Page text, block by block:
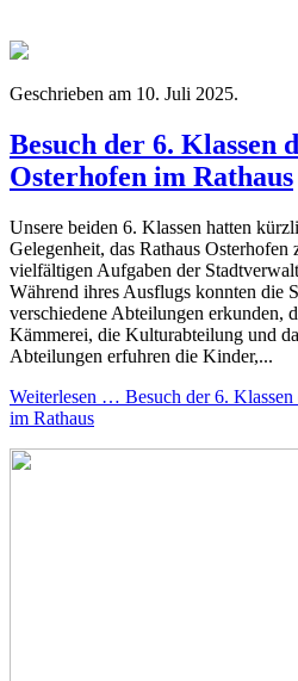
Geschrieben am 10. Juli 2025.
Besuch der 6. Klassen
Osterhofen im Rathaus
Unsere beiden 6. Klassen hatten
Gelegenheit, das Rathaus Osterhofen
vielfältigen Aufgaben der
Während ihres Ausflugs konnten die
verschiedene Abteilungen erkunden,
Kämmerei, die Kulturabteilung und
Abteilungen erfuhren die Kinder,...
Weiterlesen … Besuch der 6.
im Rathaus